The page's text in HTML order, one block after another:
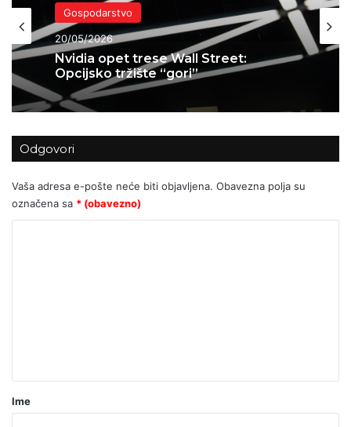
Gospodarstvo
20/05/2026
Nvidia opet trese Wall Street:
Opcijsko tržište “gori”
Odgovori
Vaša adresa e-pošte neće biti objavljena. Obavezna polja su
označena sa * (obavezno)
rIme